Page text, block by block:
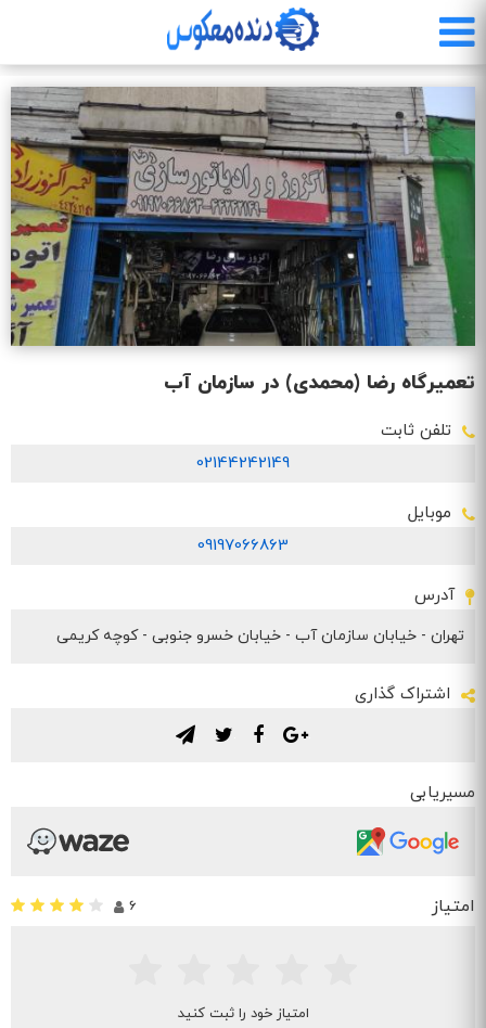
محتوای
اصلی
تعمیرگاه رضا (محمدی) در سازمان آب
تلفن ثابت
02144242149
موبایل
09197066863
آدرس
تهران - خیابان سازمان آب - خیابان خسرو جنوبی - کوچه کریمی
اشتراک گذاری
. . .
مسیریابی
6 امتیاز
امتیاز خود را ثبت کنید